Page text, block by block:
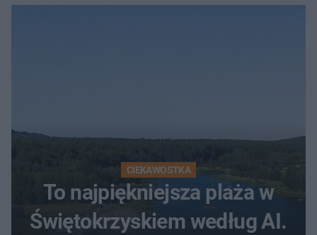
CIEKAWOSTKA
To najpiękniejsza plaża w
Świętokrzyskiem według AI.